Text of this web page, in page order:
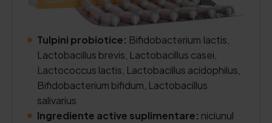
Tulpini probiotice: Bifidobacterium Iactis,
Lactobacillus brevis, Lactobacillus casei,
Lactococcus lactis, Lactobacillus acidophilus,
Bifidobacterium bifidum, Lactobacillus
salivarius
Ingrediente active suplimentare: niciunul